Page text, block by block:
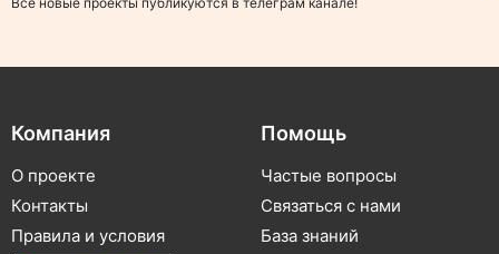
Компания
О проекте
Контакты
Правила и условия
Помощь
Частые вопросы
Связаться с нами
База знаний